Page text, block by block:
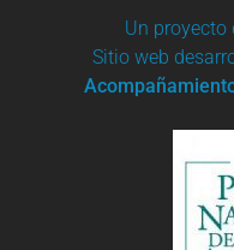
Un proyecto
Sitio web